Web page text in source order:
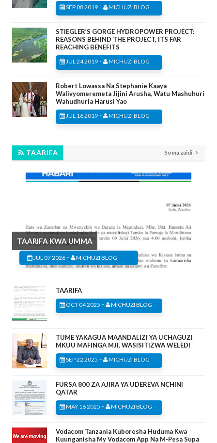
SEP 08 2019 - MICHUZI BLOG
STIEGLER’S GORGE HYDROPOWER PROJECT:
REASONS BEHIND THE PROJECT, ITS FAR
REACHING BENEFITS
JUL 24 2019 - MICHUZI BLOG
Robert Lowassa Na Stephanie Kaaya
Walivyomeremeta Jijini Arusha, Watu Mashuhuri
Wahudhuria Harusi Yao
JUL 16 2019 - MICHUZI BLOG
TAARIFA Soma zaidi
TAARIFA KWA UMMA
JUL 07 2026 - MICHUZI BLOG
TAARIFA
OCT 04 2025 - MICHUZI BLOG
TUME YAKAGUA MAANDALIZI YA UCHAGUZI
MKUU MAFINGA MJI, WASISITIZWA WELEDI
SEP 22 2025 - MICHUZI BLOG
FURSA 800 ZA AJIRA YA UDEREVA NCHINI
QATAR
MAY 16 2025 - MICHUZI BLOG
Vodacom Tanzania Kuboresha Huduma Kwa
Kuunganisha My Vodacom App Na M-Pesa Supa